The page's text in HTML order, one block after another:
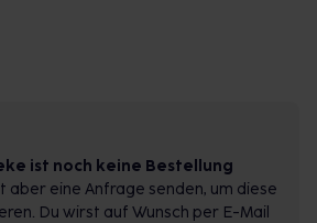
ist noch keine Bestellung
aber eine Anfrage senden, um diese
Du wirst auf Wunsch per E-Mail